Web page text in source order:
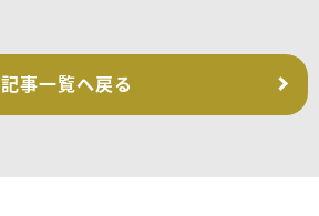
記事一覧へ戻る